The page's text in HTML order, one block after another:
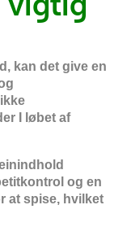
kan det give en
I løbet af
og en
at spise, hvilket